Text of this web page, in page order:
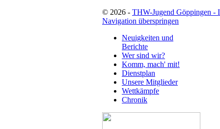
© 2026 - THW-Jugend Göppingen -
Navigation überspringen
Neuigkeiten und
Berichte
Wer sind wir?
Komm, mach' mit!
Dienstplan
Unsere Mitglieder
Wettkämpfe
Chronik